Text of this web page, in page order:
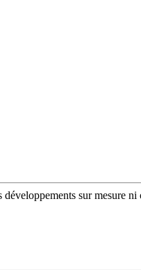
sur mesure ni